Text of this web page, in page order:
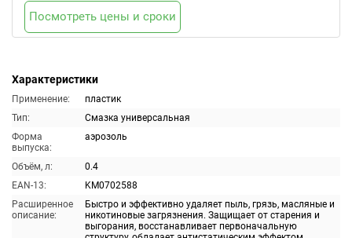
Характеристики
Применение:
пластик
Тип:
Смазка универсальная
Форма
выпуска:
аэрозоль
Объём, л:
0.4
EAN-13:
KM0702588
Расширенное
описание:
Быстро и эффективно удаляет пыль, грязь, масляные и
никотиновые загрязнения. Защищает от старения и
выгорания, восстанавливает первоначальную
Посмотреть цены и сроки